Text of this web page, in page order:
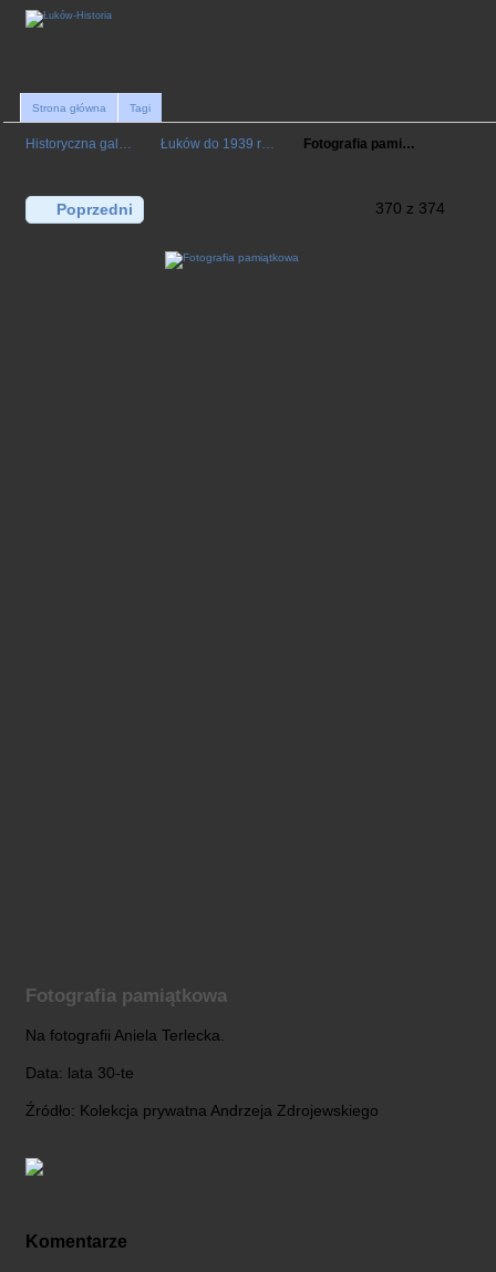
Strona główna Tagi
Historyczna gal… Łuków do 1939 r… Fotografia pami…
Poprzedni 370 z 374
Fotografia pamiątkowa
Na fotografii Aniela Terlecka.
Data: lata 30-te
Źródło: Kolekcja prywatna Andrzeja Zdrojewskiego
Komentarze